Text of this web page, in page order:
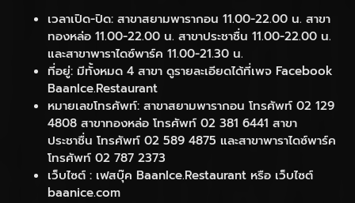
เวลาเปิด-ปิด: สาขาสยามพารากอน 11.00-22.00 น. สาขา
ทองหล่อ 11.00-22.00 น. สาขาประชาชื่น 11.00-22.00 น.
และสาขาพาราไดซ์พาร์ค 11.00-21.30 น.
ที่อยู่: มีทั้งหมด 4 สาขา ดูรายละเอียดได้ที่เพจ Facebook
BaanIce.Restaurant
หมายเลขโทรศัพท์: สาขาสยามพารากอน โทรศัพท์ 02 129
4808 สาขาทองหล่อ โทรศัพท์ 02 381 6441 สาขา
ประชาชื่น โทรศัพท์ 02 589 4875 และสาขาพาราไดซ์พาร์ค
โทรศัพท์ 02 787 2373
เว็บไซต์ : เฟสบุ๊ค BaanIce.Restaurant หรือ เว็บไซต์
baanice.com